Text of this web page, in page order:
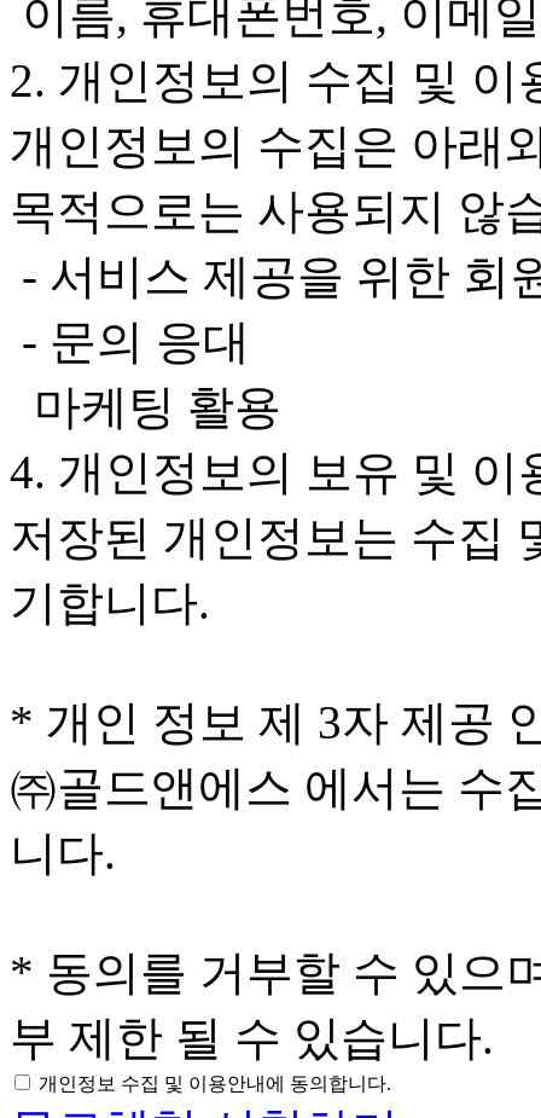
이름, 휴대폰번호, 이메
2. 개인정보의 수집 및 이
개인정보의 수집은 아래
목적으로는 사용되지 않
- 서비스 제공을 위한 회
- 문의 응대
마케팅 활용
4. 개인정보의 보유 및 이
저장된 개인정보는 수집
기합니다.
* 개인 정보 제 3자 제공
㈜골드앤에스 에서는 수
니다.
* 동의를 거부할 수 있으
부 제한 될 수 있습니다.
개인정보 수집 및 이용안내에 동의합니다.